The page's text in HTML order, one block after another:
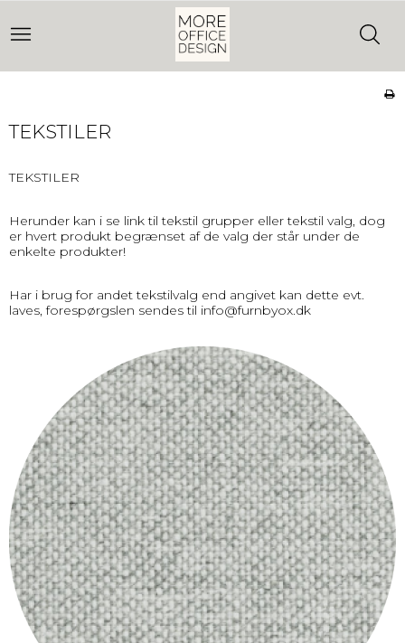
TEKSTILER
TEKSTILER
Herunder kan i se link til tekstil grupper eller tekstil valg, dog
er hvert produkt begrænset af de valg der står under de
enkelte produkter!
Har i brug for andet tekstilvalg end angivet kan dette evt.
laves, forespørgslen sendes til info@furnbyox.dk